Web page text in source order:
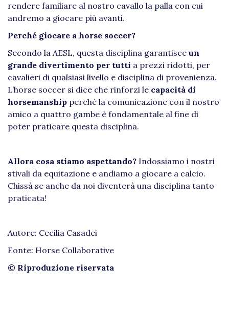
rendere familiare al nostro cavallo la palla con cui
andremo a giocare più avanti.
Perché giocare a horse soccer?
Secondo la AESL, questa disciplina garantisce un
grande divertimento per tutti a prezzi ridotti, per
cavalieri di qualsiasi livello e disciplina di provenienza.
L’horse soccer si dice che rinforzi le capacità di
horsemanship perché la comunicazione con il nostro
amico a quattro gambe è fondamentale al fine di
poter praticare questa disciplina.
Allora cosa stiamo aspettando? Indossiamo i nostri
stivali da equitazione e andiamo a giocare a calcio.
Chissà se anche da noi diventerà una disciplina tanto
praticata!
Autore: Cecilia Casadei
Fonte: Horse Collaborative
© Riproduzione riservata